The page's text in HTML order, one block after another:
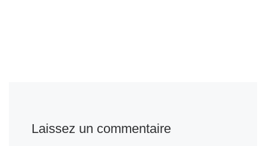
Laissez un commentaire